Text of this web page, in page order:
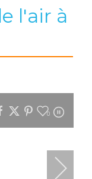
l'air à
0